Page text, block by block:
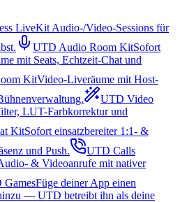
LiveKit Audio-/Video-Sessions für
UTD Audio Room KitSofort
mit Seats, Echtzeit-Chat und
KitVideo-Liveräume mit Host-
UTD Video
LUT-Farbkorrektur und
KitSofort einsatzbereiter 1:1- &
und Push.
UTD Calls
& Videoanrufe mit nativer
GamesFüge deiner App einen
— UTD betreibt ihn als deine